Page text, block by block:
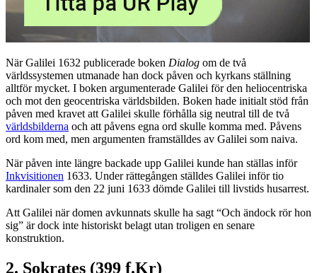
När Galilei 1632 publicerade boken Dialog om de två
världssystemen utmanade han dock påven och kyrkans ställning
alltför mycket. I boken argumenterade Galilei för den heliocentriska
och mot den geocentriska världsbilden. Boken hade initialt stöd från
påven med kravet att Galilei skulle förhålla sig neutral till de två
världsbilderna och att påvens egna ord skulle komma med. Påvens
ord kom med, men argumenten framställdes av Galilei som naiva.
När påven inte längre backade upp Galilei kunde han ställas inför
Inkvisitionen 1633. Under rättegången ställdes Galilei inför tio
kardinaler som den 22 juni 1633 dömde Galilei till livstids husarrest.
Att Galilei när domen avkunnats skulle ha sagt “Och ändock rör hon
sig” är dock inte historiskt belagt utan troligen en senare
konstruktion.
2. Sokrates (399 f.Kr)